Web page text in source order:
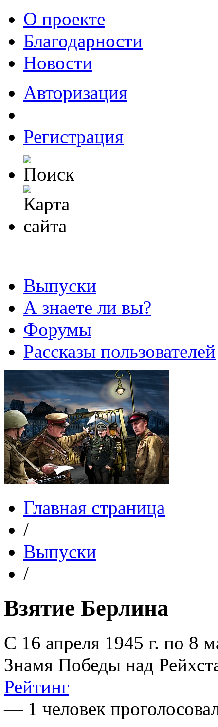
О проекте
Благодарности
Новости
Авторизация
Регистрация
Выпуски
А знаете ли вы?
Форумы
Рассказы пользователей
Главная страница
/
Выпуски
/
Взятие Берлина
С 16 апреля 1945 г. по 8
Знамя Победы над
Рейтинг
— 1 человек